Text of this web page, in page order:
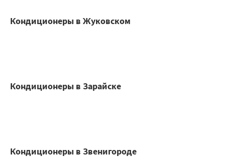
Кондиционеры в Жуковском
Кондиционеры в Зарайске
Кондиционеры в Звенигороде